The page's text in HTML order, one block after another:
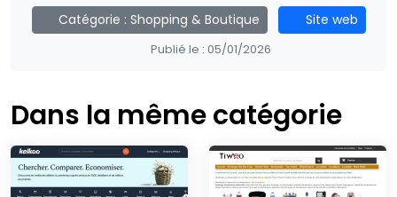
Catégorie : Shopping & Boutique Site web
Publié le : 05/01/2026
Dans la même catégorie